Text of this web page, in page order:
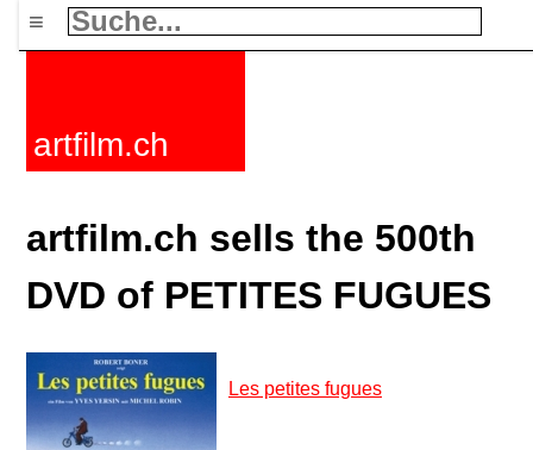
≡
artfilm.ch
artfilm.ch sells the 500th
DVD of PETITES FUGUES
Les petites fugues